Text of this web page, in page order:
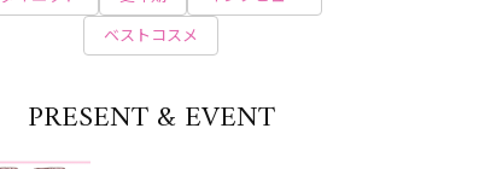
ベストコスメ
PRESENT & EVENT